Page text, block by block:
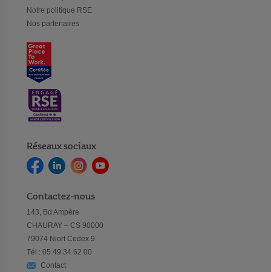
Notre politique RSE
Nos partenaires
Réseaux sociaux
Contactez-nous
143, Bd Ampère
CHAURAY – CS 90000
79074 Niort Cedex 9
Tél : 05 49 34 62 00
Contact